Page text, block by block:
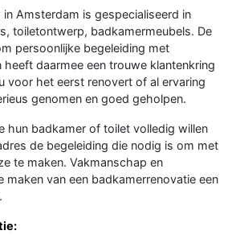
in Amsterdam is gespecialiseerd in
toiletontwerp, badkamermeubels. De
persoonlijke begeleiding met
daarmee een trouwe klantenkring
voor het eerst renovert of al ervaring
genomen en goed geholpen.
hun badkamer of toilet volledig willen
de begeleiding die nodig is om met
te maken. Vakmanschap en
maken van een badkamerrenovatie een